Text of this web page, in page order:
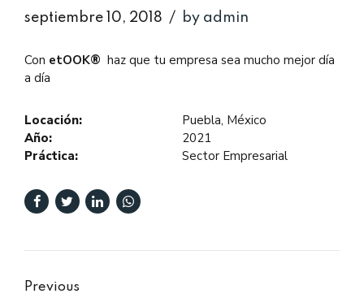
septiembre 10, 2018 by admin
Con etOOK® haz que tu empresa sea mucho mejor día
a día
Locación:
Puebla, México
Año:
2021
Práctica:
Sector Empresarial
Previous